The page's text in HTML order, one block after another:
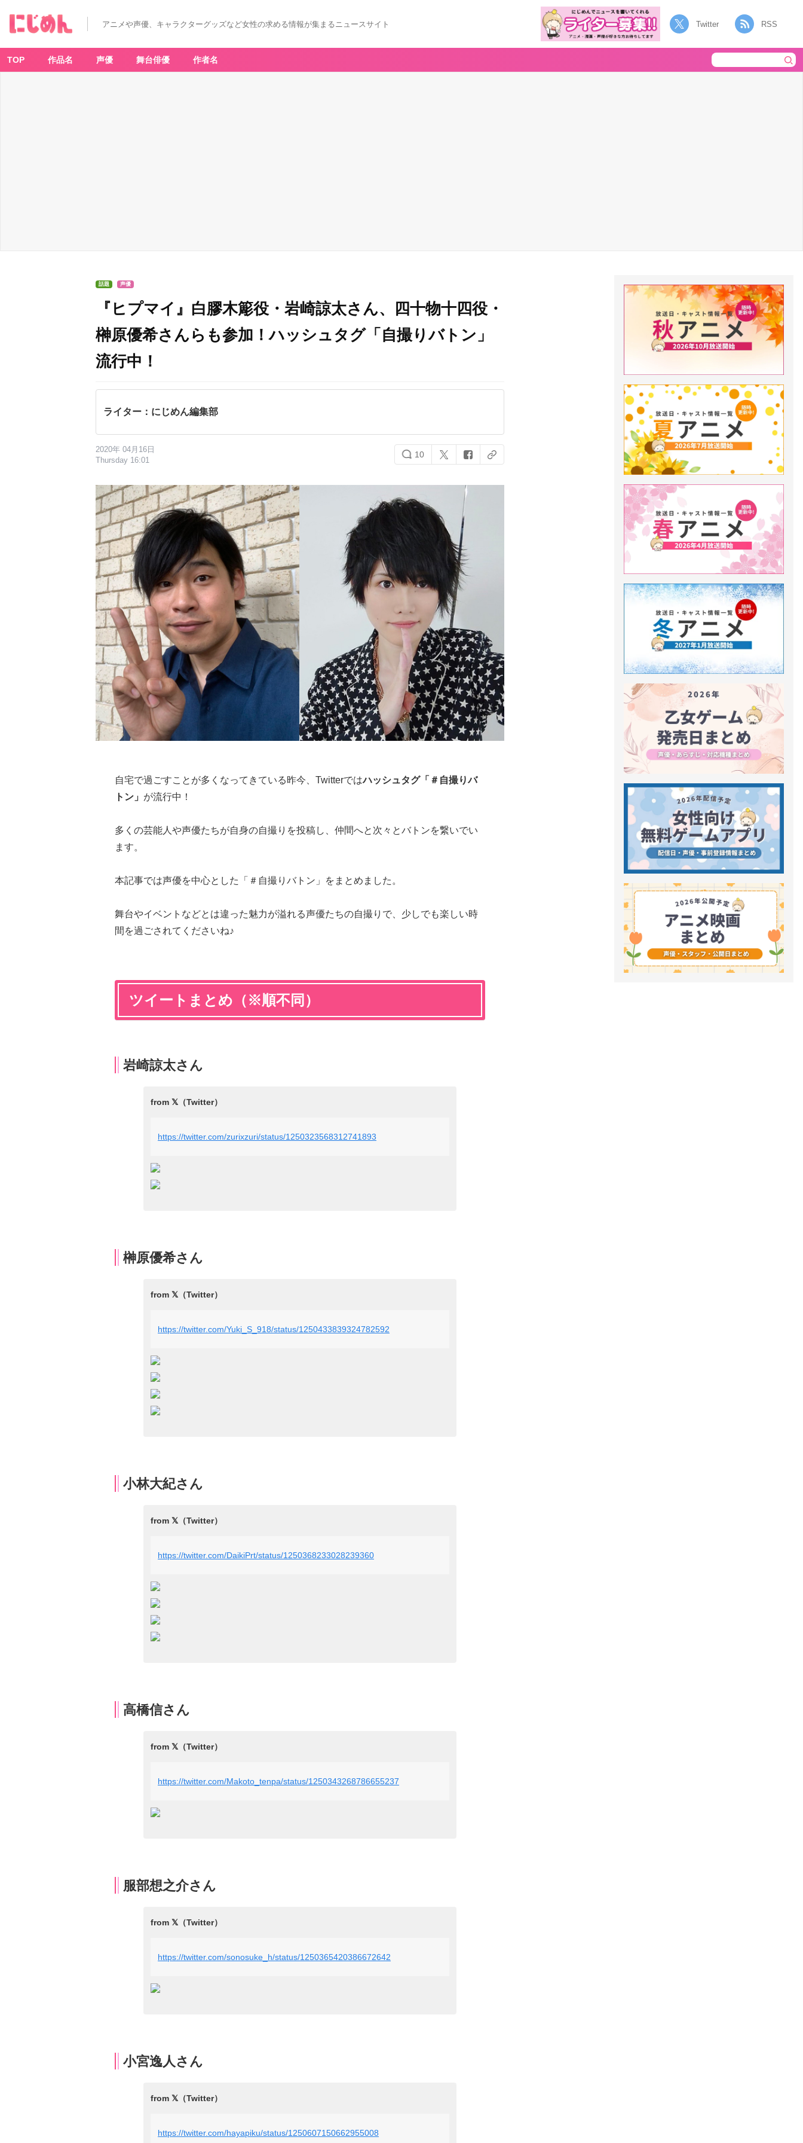
アニメや声優、キャラクターグッズなど女性の求める情報が集まるニュースサイト Twitter RSS
TOP 作品名 声優 舞台俳優 作者名
話題 声優
『ヒプマイ』白膠木簓役・岩崎諒太さん、四十物十四役・
榊原優希さんらも参加！ハッシュタグ「自撮りバトン」
流行中！
ライター：にじめん編集部
2020年 04月16日
Thursday 16:01
10
自宅で過ごすことが多くなってきている昨今、Twitterではハッシュタグ「＃自撮りバ
トン」 が流行中！
多くの芸能人や声優たちが自身の自撮りを投稿し、仲間へと次々とバトンを繋いでい
ます。
本記事では声優を中心とした「＃自撮りバトン」をまとめました。
舞台やイベントなどとは違った魅力が溢れる声優たちの自撮りで、少しでも楽しい時
間を過ごされてくださいね♪
ツイートまとめ（※順不同）
岩崎諒太さん
https://twitter.com/zurixzuri/status/1250323568312741893
榊原優希さん
https://twitter.com/Yuki_S_918/status/1250433839324782592
小林大紀さん
https://twitter.com/DaikiPrt/status/1250368233028239360
高橋信さん
https://twitter.com/Makoto_tenpa/status/1250343268786655237
服部想之介さん
https://twitter.com/sonosuke_h/status/1250365420386672642
小宮逸人さん
https://twitter.com/hayapiku/status/1250607150662955008